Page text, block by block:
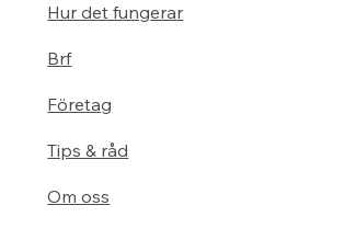
Hur det fungerar
Brf
Företag
Tips & råd
Om oss